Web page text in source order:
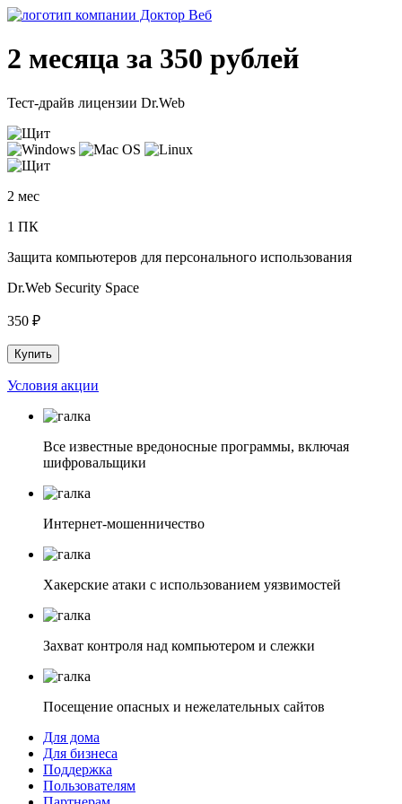
2 месяца за 350 рублей
Тест-драйв лицензии Dr.Web
2 мес
1 ПК
Защита компьютеров для персонального использования
Dr.Web Security Space
350 ₽
Купить
Условия акции
Все известные вредоносные программы, включая
шифровальщики
Интернет-мошенничество
Хакерские атаки с использованием уязвимостей
Захват контроля над компьютером и слежки
Посещение опасных и нежелательных сайтов
Для дома
Для бизнеса
Поддержка
Пользователям